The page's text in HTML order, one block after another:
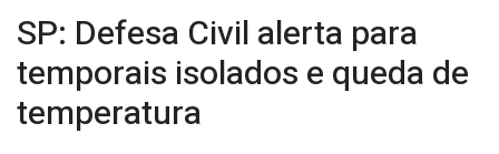
SP: Defesa Civil alerta para
temporais isolados e queda de
temperatura